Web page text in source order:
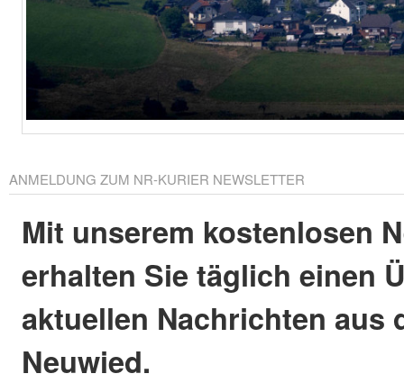
ANMELDUNG ZUM NR-KURIER NEWSLETTER
Mit unserem kostenlosen
erhalten Sie täglich einen
aktuellen Nachrichten aus
Neuwied.